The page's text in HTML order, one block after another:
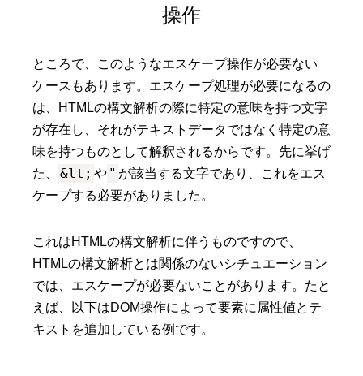
操作
ところで、このようなエスケープ操作が必要ない
ケースもあります。エスケープ処理が必要になるの
は、HTMLの構文解析の際に特定の意味を持つ文字
が存在し、それがテキストデータではなく特定の意
味を持つものとして解釈されるからです。先に挙げ
た、
&lt; や " が該当する文字であり、これをエス
ケープする必要がありました。
これはHTMLの構文解析に伴うものですので、
HTMLの構文解析とは関係のないシチュエーション
では、エスケープが必要ないことがあります。たと
えば、以下はDOM操作によって要素に属性値とテ
キストを追加している例です。